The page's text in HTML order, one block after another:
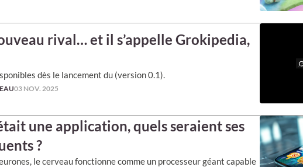
rival… et il s’appelle Grokipedia,
dès le lancement du (version 0.1).
03 NOV. 2025
une application, quels seraient ses
?
le cerveau fonctionne comme un processeur géant capable